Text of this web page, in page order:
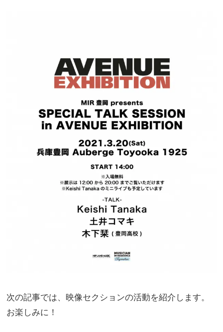
次の記事では、映像セクションの活動を紹介します。
お楽しみに！